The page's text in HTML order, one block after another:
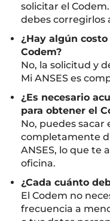
solicitar el
debes corregirlos
¿Hay algún
Codem?
No, la solicitud y
Mi ANSES es
¿Es necesario
para obtener el
No, puedes sacar
completamente
ANSES, lo que te
oficina.
¿Cada cuánto
El Codem no
frecuencia a